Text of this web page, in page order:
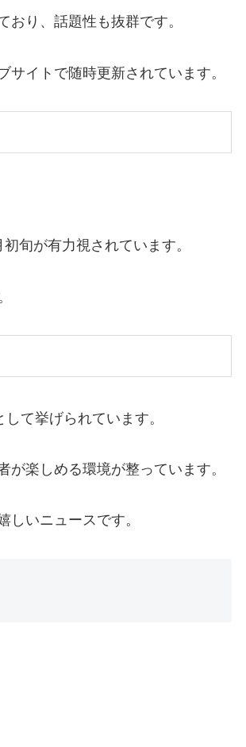
り、話題性も抜群です。
イトで随時更新されています。
旬が有力視されています。
て挙げられています。
楽しめる環境が整っています。
いニュースです。